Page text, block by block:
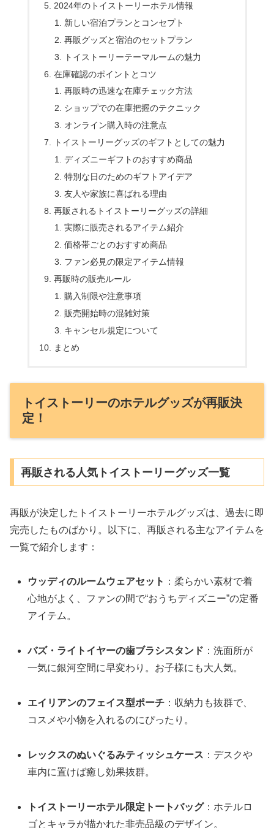
2024年のトイストーリーホテル情報
新しい宿泊プランとコンセプト
再販グッズと宿泊のセットプラン
トイストーリーテーマルームの魅力
在庫確認のポイントとコツ
再販時の迅速な在庫チェック方法
ショップでの在庫把握のテクニック
オンライン購入時の注意点
トイストーリーグッズのギフトとしての魅力
ディズニーギフトのおすすめ商品
特別な日のためのギフトアイデア
友人や家族に喜ばれる理由
再販されるトイストーリーグッズの詳細
実際に販売されるアイテム紹介
価格帯ごとのおすすめ商品
ファン必見の限定アイテム情報
再販時の販売ルール
購入制限や注意事項
販売開始時の混雑対策
キャンセル規定について
まとめ
トイストーリーのホテルグッズが再販決
定！
再販される人気トイストーリーグッズ一覧
再販が決定したトイストーリーホテルグッズは、過去に即
完売したものばかり。以下に、再販される主なアイテムを
一覧で紹介します：
ウッディのルームウェアセット ：柔らかい素材で着
心地がよく、ファンの間で“おうちディズニー”の定番
アイテム。
バズ・ライトイヤーの歯ブラシスタンド ：洗面所が
一気に銀河空間に早変わり。お子様にも大人気。
エイリアンのフェイス型ポーチ ：収納力も抜群で、
コスメや小物を入れるのにぴったり。
レックスのぬいぐるみティッシュケース ：デスクや
車内に置けば癒し効果抜群。
トイストーリーホテル限定トートバッグ：ホテルロ
ゴとキャラが描かれた非売品級のデザイン。